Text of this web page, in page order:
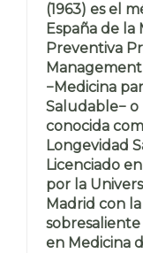
(1963) es el
España de la
Preventiva
−Medicina
Saludable−
conocida
Longevidad
Licenciado
por la
Madrid con
sobresaliente
en Medicina